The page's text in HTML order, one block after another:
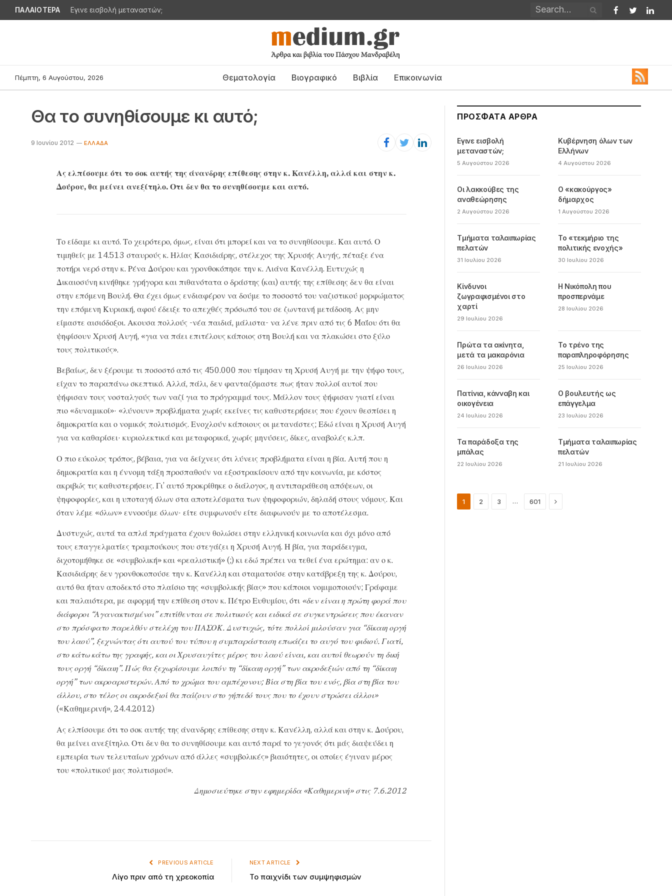
ΠΑΛΑΙΟΤΕΡΑ Εγινε εισβολή μεταναστών;
Facebook
Twitter
Πέμπτη, 6 Αυγούστου, 2026 Θεματολογία Βιογραφικό Βιβλία Επικοινωνία
Θα το συνηθίσουμε κι αυτό;
9 Ιουνίου 2012 ΕΛΛΆΔΑ
Ας ελπίσουμε ότι το σοκ αυτής της άνανδρης επίθεσης στην κ. Κανέλλη, αλλά και στην κ.
Δούρου, θα μείνει ανεξίτηλο. Οτι δεν θα το συνηθίσουμε και αυτό.
Το είδαμε κι αυτό. Το χειρότερο, όμως, είναι ότι μπορεί και να το συνηθίσουμε. Και αυτό. Ο
τιμηθείς με 14.513 σταυρούς κ. Ηλίας Κασιδιάρης, στέλεχος της Χρυσής Αυγής, πέταξε ένα
ποτήρι νερό στην κ. Ρένα Δούρου και γρονθοκόπησε την κ. Λιάνα Κανέλλη. Ευτυχώς η
Δικαιοσύνη κινήθηκε γρήγορα και πιθανότατα ο δράστης (και) αυτής της επίθεσης δεν θα είναι
στην επόμενη Βουλή. Θα έχει όμως ενδιαφέρον να δούμε το ποσοστό του ναζιστικού μορφώματος
την επόμενη Κυριακή, αφού έδειξε το απεχθές πρόσωπό του σε ζωντανή μετάδοση. Ας μην
είμαστε αισιόδοξοι. Ακουσα πολλούς -νέα παιδιά, μάλιστα- να λένε πριν από τις 6 Mαΐου ότι θα
ψηφίσουν Χρυσή Αυγή, «για να πάει επιτέλους κάποιος στη Βουλή και να πλακώσει στο ξύλο
τους πολιτικούς».
Βεβαίως, δεν ξέρουμε τι ποσοστό από τις 450.000 που τίμησαν τη Χρυσή Αυγή με την ψήφο τους,
είχαν το παραπάνω σκεπτικό. Αλλά, πάλι, δεν φανταζόμαστε πως ήταν πολλοί αυτοί που
ψήφισαν τους νοσταλγούς των ναζί για το πρόγραμμά τους. Μάλλον τους ψήφισαν γιατί είναι
πιο «δυναμικοί»· «λύνουν» προβλήματα χωρίς εκείνες τις καθυστερήσεις που έχουν θεσπίσει η
δημοκρατία και ο νομικός πολιτισμός. Ενοχλούν κάποιους οι μετανάστες; Εδώ είναι η Χρυσή Αυγή
για να καθαρίσει· κυριολεκτικά και μεταφορικά, χωρίς μηνύσεις, δίκες, αναβολές κ.λπ.
Ο πιο εύκολος τρόπος, βέβαια, για να δείχνεις ότι λύνεις προβλήματα είναι η βία. Αυτή που η
δημοκρατία και η έννομη τάξη προσπαθούν να εξοστρακίσουν από την κοινωνία, με κόστος
ακριβώς τις καθυστερήσεις. Γι’ αυτό προκρίθηκε ο διάλογος, η αντιπαράθεση απόψεων, οι
ψηφοφορίες, και η υποταγή όλων στα αποτελέσματα των ψηφοφοριών, δηλαδή στους νόμους. Και
όταν λέμε «όλων» εννοούμε όλων· είτε συμφωνούν είτε διαφωνούν με το αποτέλεσμα.
Δυστυχώς, αυτά τα απλά πράγματα έχουν θολώσει στην ελληνική κοινωνία και όχι μόνο από
τους επαγγελματίες τραμπούκους που στεγάζει η Χρυσή Αυγή. Η βία, για παράδειγμα,
διχοτομήθηκε σε «συμβολική» και «ρεαλιστική» (;) κι εδώ πρέπει να τεθεί ένα ερώτημα: αν ο κ.
Κασιδιάρης δεν γρονθοκοπούσε την κ. Κανέλλη και σταματούσε στην κατάβρεξη της κ. Δούρου,
αυτό θα ήταν αποδεκτό στο πλαίσιο της «συμβολικής βίας» που κάποιοι νομιμοποιούν; Γράφαμε
και παλαιότερα, με αφορμή την επίθεση στον κ. Πέτρο Ευθυμίου, ότι «δεν είναι η πρώτη φορά που
διάφοροι “Αγανακτισμένοι” επιτίθενται σε πολιτικούς και ειδικά σε συγκεντρώσεις που έκαναν
στο πρόσφατο παρελθόν στελέχη του ΠΑΣΟΚ. Δυστυχώς, τότε πολλοί μιλούσαν για “δίκαιη οργή
του λαού”, ξεχνώντας ότι αυτού του τύπου η συμπαράσταση επωάζει το αυγό του φιδιού. Γιατί,
στο κάτω κάτω της γραφής, και οι Χρυσαυγίτες μέρος του λαού είναι, και αυτοί θεωρούν τη δική
τους οργή “δίκαιη”. Πώς θα ξεχωρίσουμε λοιπόν τη “δίκαιη οργή” των ακροδεξιών από τη “δίκαιη
οργή” των ακροαριστερών. Από το χρώμα του αμπέχονου; Βία στη βία του ενός, βία στη βία του
άλλου, στο τέλος οι ακροδεξιοί θα παίζουν στο γήπεδό τους που το έχουν στρώσει άλλοι»
(«Καθημερινή», 24.4.2012)
Ας ελπίσουμε ότι το σοκ αυτής της άνανδρης επίθεσης στην κ. Κανέλλη, αλλά και στην κ. Δούρου,
θα μείνει ανεξίτηλο. Οτι δεν θα το συνηθίσουμε και αυτό παρά το γεγονός ότι μάς διαψεύδει η
εμπειρία των τελευταίων χρόνων από άλλες «συμβολικές» βιαιότητες, οι οποίες έγιναν μέρος
του «πολιτικού μας πολιτισμού».
Δημοσιεύτηκε στην εφημερίδα «Καθημερινή» στις 7.6.2012
PREVIOUS ARTICLE
Λίγο πριν από τη χρεοκοπία
NEXT ARTICLE
Το παιχνίδι των συμψηφισμών
ΠΡΌΣΦΑΤΑ ΆΡΘΡΑ
Εγινε εισβολή
μεταναστών;
5 Αυγούστου 2026
Κυβέρνηση όλων των
Ελλήνων
4 Αυγούστου 2026
Οι λακκούβες της
αναθεώρησης
2 Αυγούστου 2026
Ο «κακούργος»
δήμαρχος
1 Αυγούστου 2026
Τμήματα ταλαιπωρίας
πελατών
31 Ιουλίου 2026
Το «τεκμήριο της
πολιτικής ενοχής»
30 Ιουλίου 2026
Κίνδυνοι
ζωγραφισμένοι στο
χαρτί
29 Ιουλίου 2026
Η Νικόπολη που
προσπερνάμε
28 Ιουλίου 2026
Πρώτα τα ακίνητα,
μετά τα μακαρόνια
26 Ιουλίου 2026
Το τρένο της
παραπληροφόρησης
25 Ιουλίου 2026
Πατίνια, κάνναβη και
οικογένεια
24 Ιουλίου 2026
Ο βουλευτής ως
επάγγελμα
23 Ιουλίου 2026
Τα παράδοξα της
μπάλας
22 Ιουλίου 2026
Τμήματα ταλαιπωρίας
πελατών
21 Ιουλίου 2026
1 2 3 … 601 Next